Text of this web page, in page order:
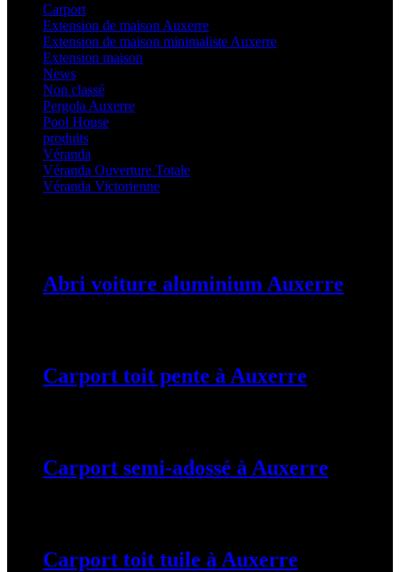
Carport
Extension de maison Auxerre
Extension de maison minimaliste Auxerre
Extension maison
News
Non classé
Pergola Auxerre
Pool House
produits
Véranda
Véranda Ouverture Totale
Véranda Victorienne
Abri voiture aluminium Auxerre
Carport toit pente à Auxerre
Carport semi-adossé à Auxerre
Carport toit tuile à Auxerre